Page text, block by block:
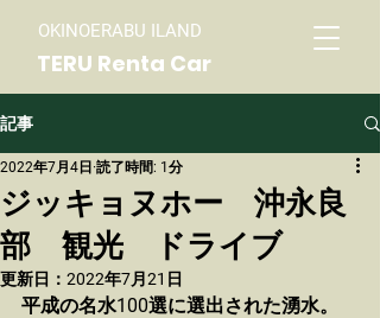
OKINOERABU ILAND
TERU Renta Car
記事
ジッキョヌホー 沖永良
部 観光 ドライブ
2022年7月4日 読了時間: 1分
更新日： 2022年7月21日
平成の名水100選に選出された湧水。